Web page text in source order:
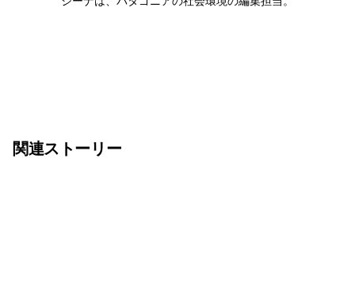
関連ストーリー